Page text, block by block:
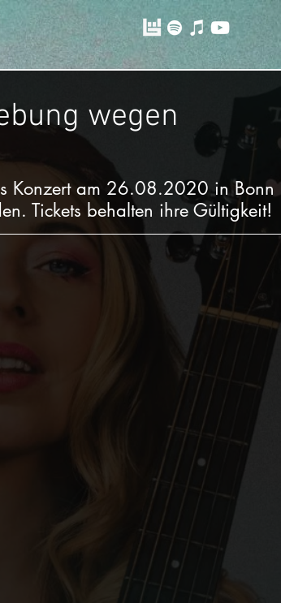
wegen
Konzert am 26.08.2020 in Bonn
Tickets behalten ihre Gültigkeit!